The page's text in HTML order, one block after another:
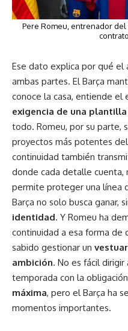
Pere Romeu, entrenador del
Ese dato explica por qué el
ambas partes. El Barça
conoce la casa, entiende el
exigencia de una plantilla
todo. Romeu, por su parte,
proyectos más potentes
continuidad también
donde cada detalle
permite proteger una línea
Barça no solo busca ganar,
identidad. Y Romeu ha
continuidad a esa forma de
sabido gestionar un
ambición. No es fácil
temporada con la
máxima, pero el Barça ha
momentos importantes.